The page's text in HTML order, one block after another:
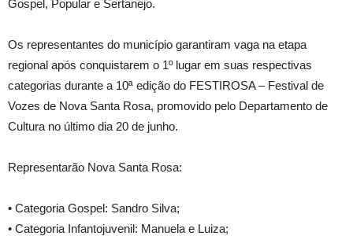
Gospel, Popular e Sertanejo.
Os representantes do município garantiram vaga na etapa
regional após conquistarem o 1º lugar em suas respectivas
categorias durante a 10ª edição do FESTIROSA – Festival de
Vozes de Nova Santa Rosa, promovido pelo Departamento de
Cultura no último dia 20 de junho.
Representarão Nova Santa Rosa:
• Categoria Gospel: Sandro Silva;
• Categoria Infantojuvenil: Manuela e Luiza;